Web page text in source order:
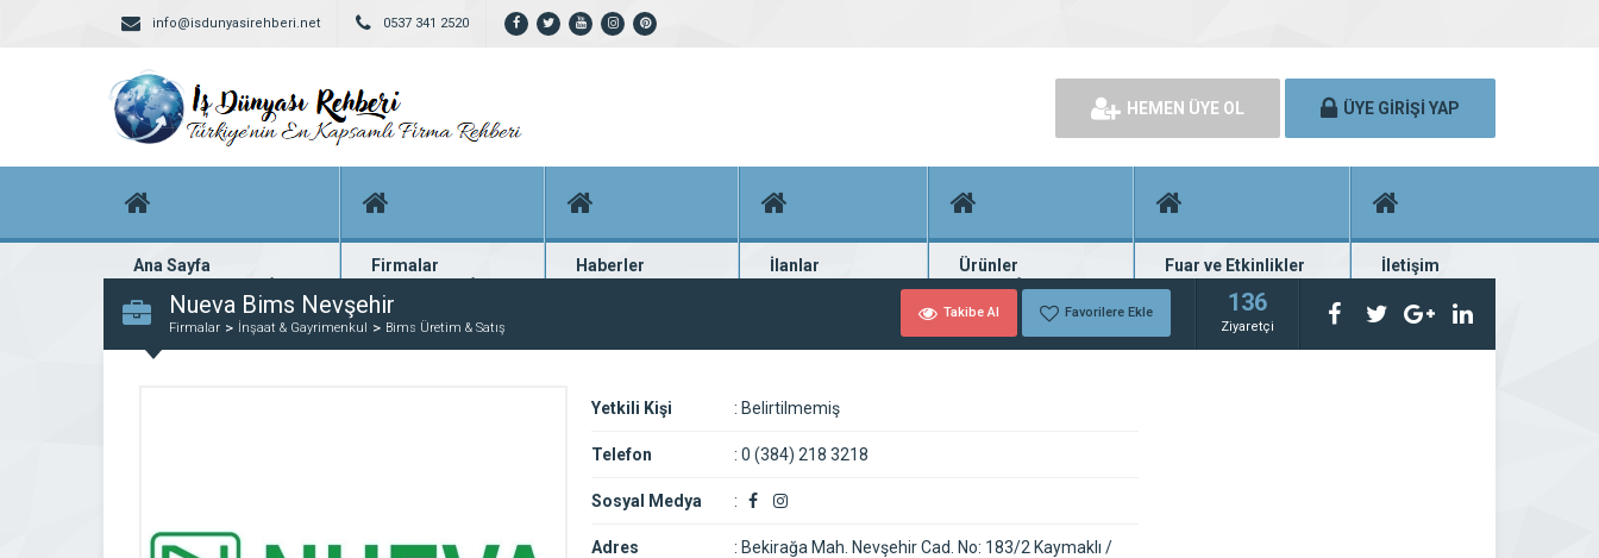
info@isdunyasirehberi.net 0537 341 2520
HEMEN ÜYE OL ÜYE GİRİŞİ YAP
Ana Sayfa
Firma rehberi ana sayfanız
Firmalar
Yüzlerce kayıtlı firma
Haberler
En güncel haberler
İlanlar
Güncel seri ilanlar
Ürünler
Binlerce firma ürünü
Fuar ve Etkinlikler
Fuar ve etkinlik planları
İletişim
Bize ulaşın
Nueva Bims Nevşehir
Firmalar İnşaat & Gayrimenkul Bims Üretim & Satış
Takibe Al Favorilere Ekle 136
Ziyaretçi
Yetkili Kişi : Belirtilmemiş
Telefon : 0 (384) 218 3218
Sosyal Medya :
Adres : Bekirağa Mah. Nevşehir Cad. No: 183/2 Kaymaklı /